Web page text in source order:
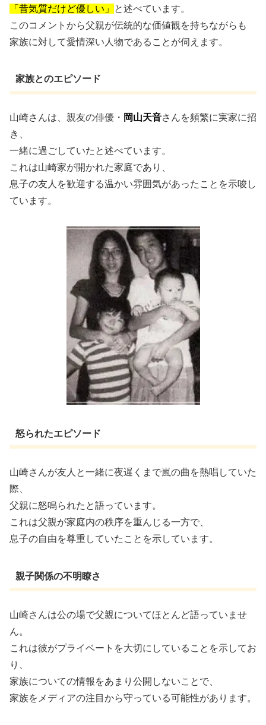
「昔気質だけど優しい」
と述べています。
このコメントから父親が伝統的な価値観を持ちながらも
家族に対して愛情深い人物であることが伺えます。
家族とのエピソード
山崎さんは、親友の俳優・ 岡山天音さんを頻繁に実家に招
き、
一緒に過ごしていたと述べています。
これは山崎家が開かれた家庭であり、
息子の友人を歓迎する温かい雰囲気があったことを示唆し
ています。
怒られたエピソード
山崎さんが友人と一緒に夜遅くまで嵐の曲を熱唱していた
際、
父親に怒鳴られたと語っています。
これは父親が家庭内の秩序を重んじる一方で、
息子の自由を尊重していたことを示しています。
親子関係の不明瞭さ
山崎さんは公の場で父親についてほとんど語っていませ
ん。
これは彼がプライベートを大切にしていることを示してお
り、
家族についての情報をあまり公開しないことで、
家族をメディアの注目から守っている可能性があります。